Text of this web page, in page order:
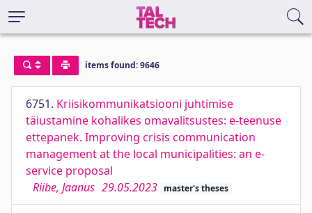
items found: 9646
6751. Kriisikommunikatsiooni juhtimise
täiustamine kohalikes omavalitsustes: e-teenuse
ettepanek. Improving crisis communication
management at the local municipalities: an e-
service proposal
Riibe, Jaanus 29.05.2023 master's theses